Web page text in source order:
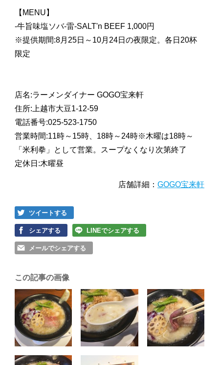
【MENU】
-牛旨味塩ソバ-雷-SALT'n BEEF 1,000円
※提供期間:8月25日～10月24日の夜限定。各日20杯
限定
店名:ラーメンダイナー GOGO宝来軒
住所:上越市大豆1-12-59
電話番号:025-523-1750
営業時間:11時～15時、18時～24時※木曜は18時～
「米利拳」として営業。スープなくなり次第終了
定休日:木曜昼
店舗詳細： GOGO宝来軒
ツイートする
シェアする LINEでシェアする
メールでシェアする
この記事の画像